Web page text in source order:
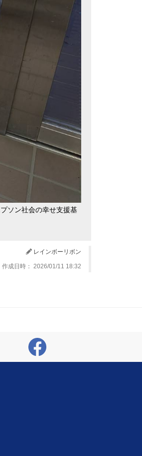
ソン社会の幸せ支援基
レインボーリボン
作成日時： 2026/01/11 18:32